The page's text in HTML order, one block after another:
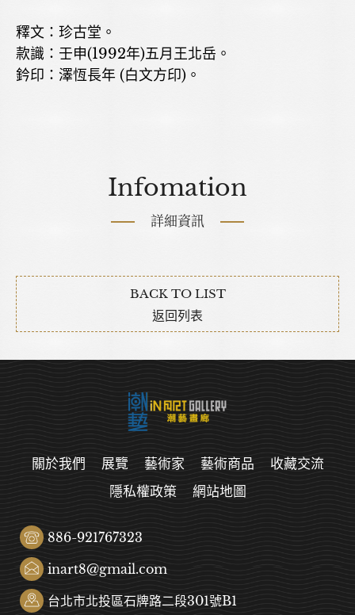
釋文：珍古堂。
款識：壬申(1992年)五月王北岳。
鈐印：澤恆長年 (白文方印)。
Infomation
詳細資訊
BACK TO LIST
返回列表
關於我們 展覽 藝術家 藝術商品
收藏交流
隱私權政策
網站地圖
886-921767323
inart8@gmail.com
台北市北投區石牌路二段301號B1